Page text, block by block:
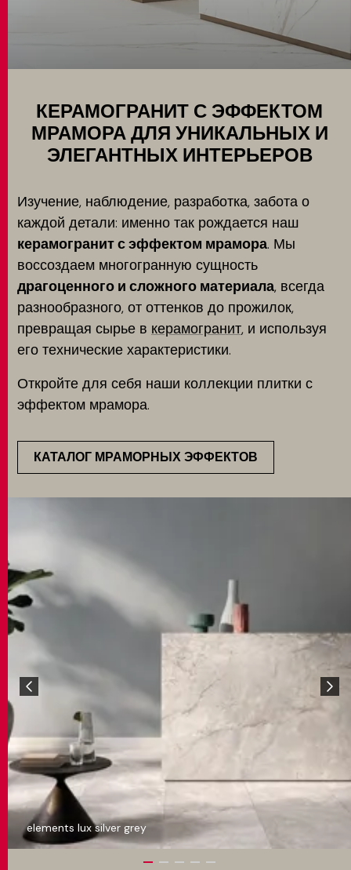
ПОИСК
ЗАПРЕТНАЯ ЗОНА
elements lux silver grey
КЕРАМОГРАНИТ С ЭФФЕКТОМ
МРАМОРА ДЛЯ УНИКАЛЬНЫХ И
ЭЛЕГАНТНЫХ ИНТЕРЬЕРОВ
Изучение, наблюдение, разработка, забота о
каждой детали: именно так рождается наш
керамогранит с эффектом мрамора. Мы
воссоздаем многогранную сущность
драгоценного и сложного материала, всегда
разнообразного, от оттенков до прожилок,
превращая сырье в керамогранит, и используя
его технические характеристики.
Откройте для себя наши коллекции плитки с
эффектом мрамора.
КАТАЛОГ МРАМОРНЫХ ЭФФЕКТОВ